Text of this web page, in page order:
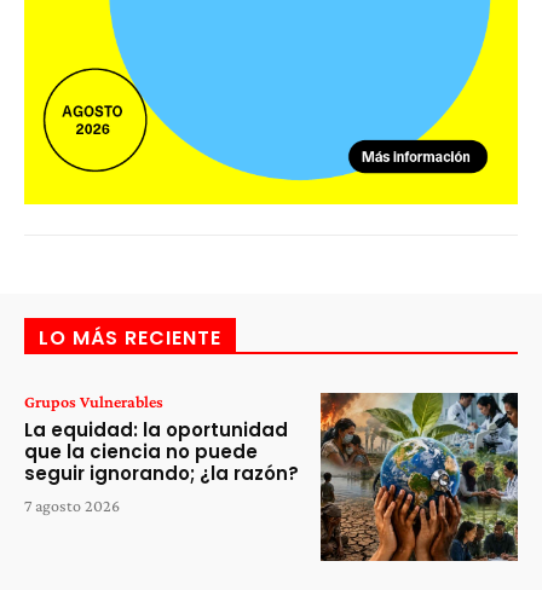
LO MÁS RECIENTE
Grupos Vulnerables
La equidad: la oportunidad
que la ciencia no puede
seguir ignorando; ¿la razón?
7 agosto 2026